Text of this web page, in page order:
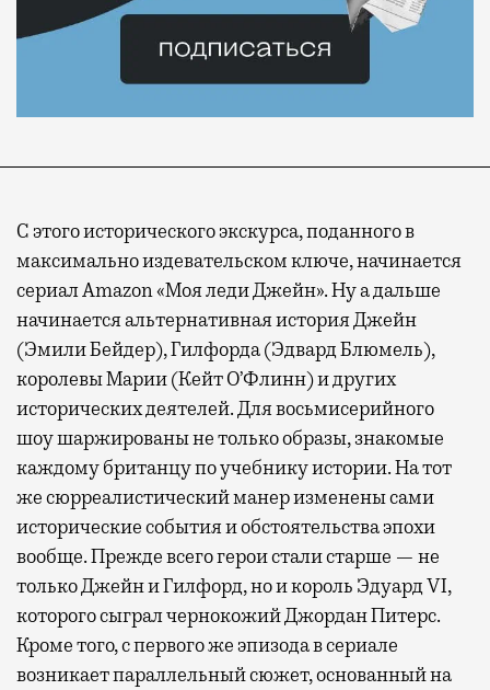
С этого исторического экскурса, поданного в
максимально издевательском ключе, начинается
сериал Amazon «Моя леди Джейн». Ну а дальше
начинается альтернативная история Джейн
(Эмили Бейдер), Гилфорда (Эдвард Блюмель),
королевы Марии (Кейт О’Флинн) и других
исторических деятелей. Для восьмисерийного
шоу шаржированы не только образы, знакомые
каждому британцу по учебнику истории. На тот
же сюрреалистический манер изменены сами
исторические события и обстоятельства эпохи
вообще. Прежде всего герои стали старше — не
только Джейн и Гилфорд, но и король Эдуард VI,
которого сыграл чернокожий Джордан Питерс.
Кроме того, с первого же эпизода в сериале
возникает параллельный сюжет, основанный на